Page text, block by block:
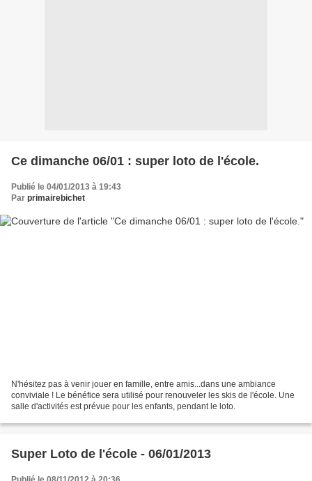
Ce dimanche 06/01 : super loto de l'école.
Publié le 04/01/2013 à 19:43
Par primairebichet
N'hésitez pas à venir jouer en famille, entre amis...dans une ambiance
conviviale ! Le bénéfice sera utilisé pour renouveler les skis de l'école. Une
salle d'activités est prévue pour les enfants, pendant le loto.
Super Loto de l'école - 06/01/2013